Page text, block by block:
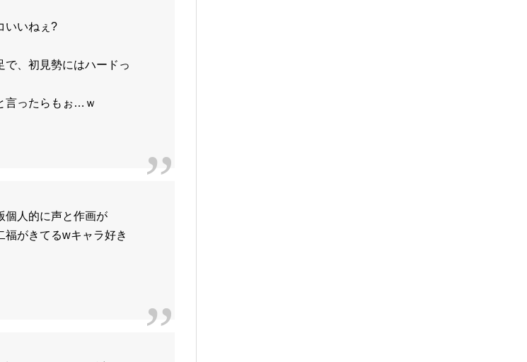
いいねぇ?
、初見勢にはハードっ
言ったらもぉ…ｗ
個人的に声と作画が
福がきてるwキャラ好き